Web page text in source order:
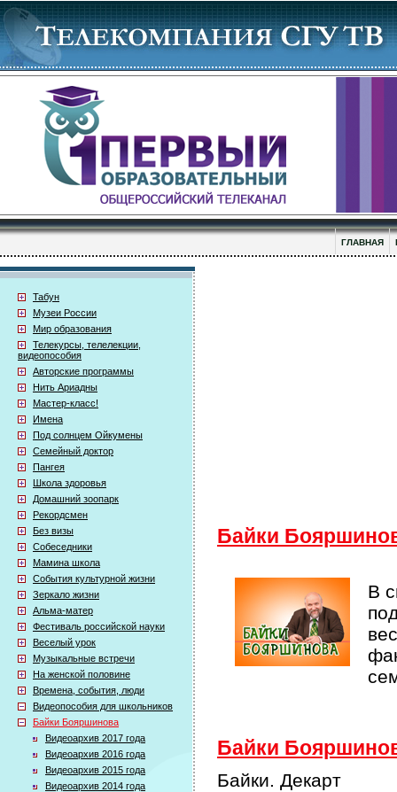
ГЛАВНАЯ
Табун
Музеи России
Мир образования
Телекурсы, телелекции,
видеопособия
Авторские программы
Нить Ариадны
Мастер-класс!
Имена
Под солнцем Ойкумены
Семейный доктор
Пангея
Школа здоровья
Домашний зоопарк
Рекордсмен
Без визы
Собеседники
Мамина школа
События культурной жизни
Зеркало жизни
Альма-матер
Фестиваль российской науки
Веселый урок
Музыкальные встречи
На женской половине
Времена, события, люди
Видеопособия для школьников
Байки Бояршинова
Видеоархив 2017 года
Видеоархив 2016 года
Видеоархив 2015 года
Видеоархив 2014 года
Байки
В
Байки
Байки. Декарт